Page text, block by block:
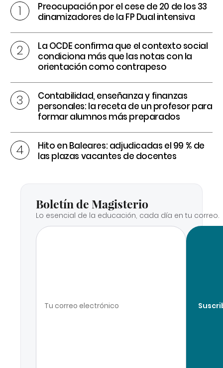
Preocupación por el cese de 20 de los 33
dinamizadores de la FP Dual intensiva
La OCDE confirma que el contexto social
condiciona más que las notas con la
orientación como contrapeso
Contabilidad, enseñanza y finanzas
personales: la receta de un profesor para
formar alumnos más preparados
Hito en Baleares: adjudicadas el 99 % de
las plazas vacantes de docentes
Boletín de Magisterio
Lo esencial de la educación, cada día en tu correo.